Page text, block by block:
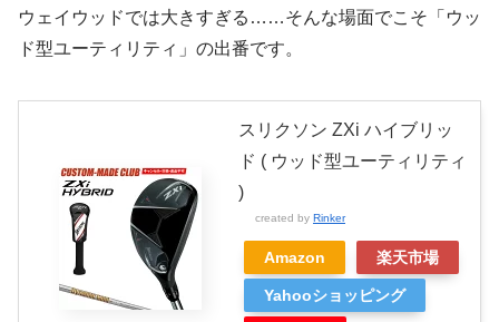
ウェイウッドでは大きすぎる……そんな場面でこそ「ウッ
ド型ユーティリティ」の出番です。
スリクソン ZXi ハイブリッ
ド ( ウッド型ユーティリティ
)
created by Rinker
Amazon 楽天市場
Yahooショッピング